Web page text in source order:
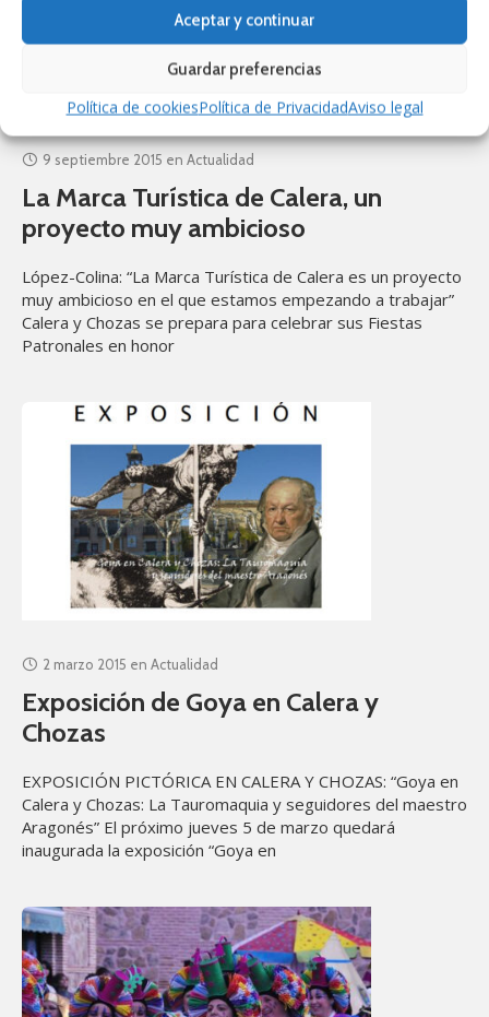
Aceptar y continuar
Guardar preferencias
Política de cookiesPolítica de PrivacidadAviso legal
9 septiembre 2015 en Actualidad
La Marca Turística de Calera, un
proyecto muy ambicioso
López-Colina: “La Marca Turística de Calera es un proyecto
muy ambicioso en el que estamos empezando a trabajar”
Calera y Chozas se prepara para celebrar sus Fiestas
Patronales en honor
2 marzo 2015 en Actualidad
Exposición de Goya en Calera y
Chozas
EXPOSICIÓN PICTÓRICA EN CALERA Y CHOZAS: “Goya en
Calera y Chozas: La Tauromaquia y seguidores del maestro
Aragonés” El próximo jueves 5 de marzo quedará
inaugurada la exposición “Goya en